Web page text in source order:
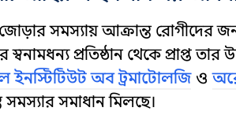
সমস্যায় আক্রান্ত রোগীদের
স্বনামধন্য প্রতিষ্ঠান থেকে প্রাপ্ত
ইনস্টিটিউট অব ট্রমাটোলজি ও
সমস্যার সমাধান মিলছে।